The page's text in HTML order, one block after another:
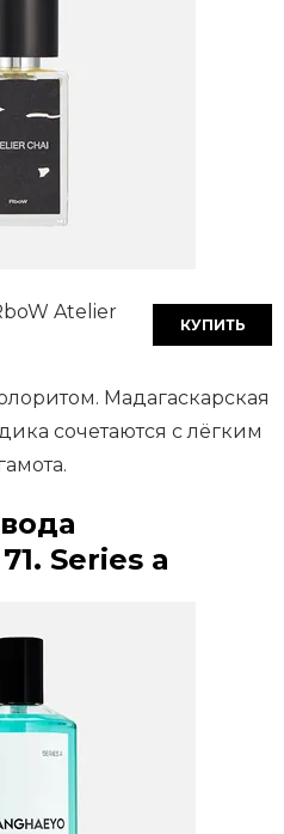
Atelier
КУПИТЬ
Мадагаскарская
сочетаются с лёгким
Series a